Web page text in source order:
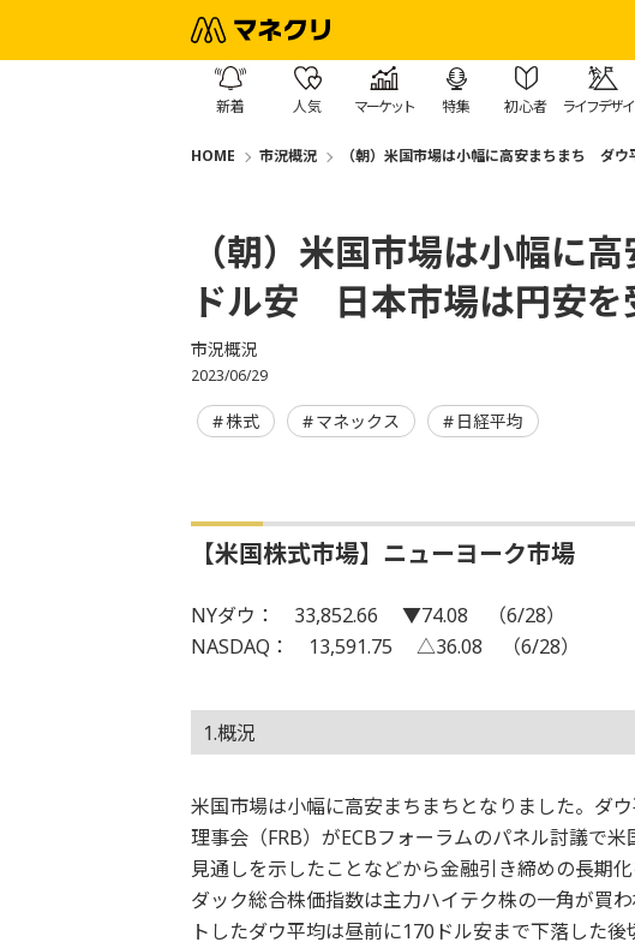
新着 人気 マーケット 特集 初心者 ライフデザ
HOME 市況概況 （朝）米国市場は小幅に高安まちまち ダ
（朝）米国市場は小幅に
ドル安 日本市場は円安を
市況概況
2023/06/29
株式 マネックス 日経平均
【米国株式市場】ニューヨーク市場
NYダウ： 33,852.66 ▼74.08 （6/28）
NASDAQ： 13,591.75 △36.08 （6/28）
1.概況
米国市場は小幅に高安まちまちとなりました。ダ
理事会（FRB）がECBフォーラムのパネル討議で
見通しを示したことなどから金融引き締めの長期
ダック総合株価指数は主力ハイテク株の一角が買
トしたダウ平均は昼前に170ドル安まで下落した